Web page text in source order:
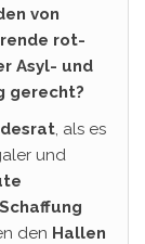
von
rot-
Asyl- und
gerecht?
, als es
und
Schaffung
den Hallen